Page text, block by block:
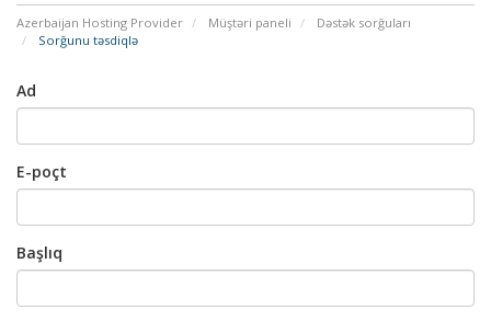
Azerbaijan Hosting Provider Müştəri paneli
Dəstək sorğuları
Sorğunu təsdiqlə
Ad
E-poçt
Başlıq